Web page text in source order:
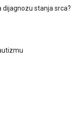
dijagnozu stanja srca?